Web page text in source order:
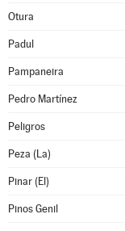
Otura
Padul
Pampaneira
Pedro Martínez
Peligros
Peza (La)
Pinar (El)
Pinos Genil